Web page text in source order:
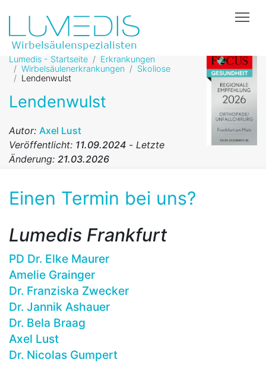
Lumedis - Startseite
Erkrankungen
Wirbelsäulenerkrankungen
Skoliose
Lendenwulst
Lendenwulst
Autor: Axel Lust
Veröffentlicht: 11.09.2024 - Letzte
Änderung: 21.03.2026
Einen Termin bei uns?
Lumedis Frankfurt
PD Dr. Elke Maurer
Amelie Grainger
Dr. Franziska Zwecker
Dr. Jannik Ashauer
Dr. Bela Braag
Axel Lust
Dr. Nicolas Gumpert